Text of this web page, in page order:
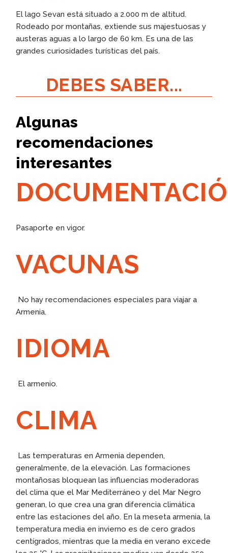
El lago Sevan está situado a 2.000 m de altitud.
Rodeado por montañas, extiende sus majestuosas y
austeras aguas a lo largo de 60 km. Es una de las
grandes curiosidades turísticas del país.
DEBES SABER...
Algunas
recomendaciones
interesantes
Pasaporte en vigor.
VACUNAS
No hay recomendaciones especiales para viajar a
Armenia.
IDIOMA
El armenio.
CLIMA
Las temperaturas en Armenia dependen,
generalmente, de la elevación. Las formaciones
montañosas bloquean las influencias moderadoras
del clima que el Mar Mediterráneo y del Mar Negro
generan, lo que crea una gran diferencia climática
entre las estaciones del año. En la meseta armenia, la
temperatura media en invierno es de cero grados
centígrados, mientras que la media en verano excede